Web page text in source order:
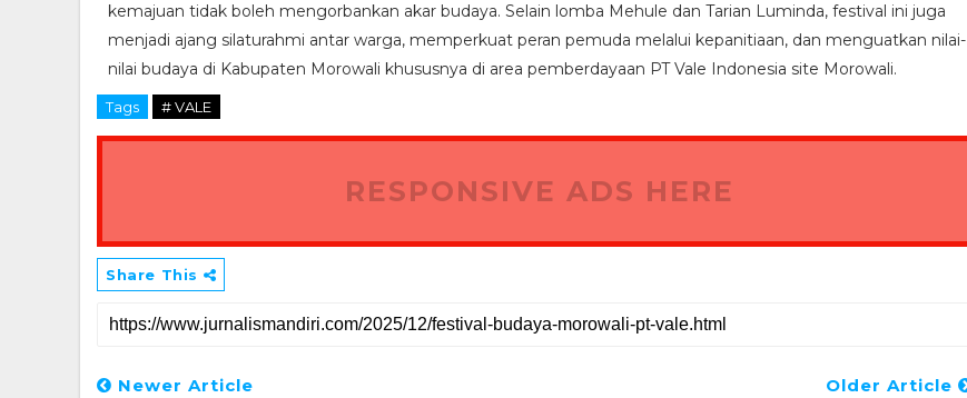
kemajuan tidak boleh mengorbankan akar budaya. Selain lomba Mehule dan Tarian Luminda, festival ini juga
menjadi ajang silaturahmi antar warga, memperkuat peran pemuda melalui kepanitiaan, dan menguatkan nilai-
nilai budaya di Kabupaten Morowali khususnya di area pemberdayaan PT Vale Indonesia site Morowali.
Tags # VALE
RESPONSIVE ADS HERE
Share This
Newer Article Older Article